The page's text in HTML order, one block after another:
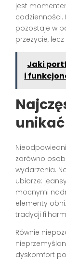
jest
codzienności.
pozostaje w
przeżycie,
Jaki
i
unikać
zarówno
wydarzenia.
ubiorze:
mocnymi
elementy
tradycji
Równie
dyskomfort